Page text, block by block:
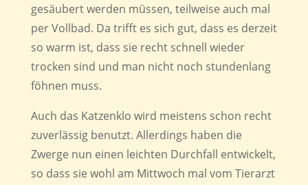
gesäubert werden müssen, teilweise auch mal
per Vollbad. Da trifft es sich gut, dass es derzeit
so warm ist, dass sie recht schnell wieder
trocken sind und man nicht noch stundenlang
föhnen muss.
Auch das Katzenklo wird meistens schon recht
zuverlässig benutzt. Allerdings haben die
Zwerge nun einen leichten Durchfall entwickelt,
so dass sie wohl am Mittwoch mal vom Tierarzt